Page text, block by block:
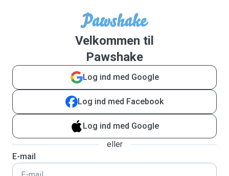
Velkommen til
Pawshake
Log ind med Google
Log ind med Facebook
Log ind med Google
eller
E-mail